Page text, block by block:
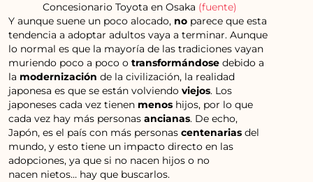
Concesionario Toyota en Osaka (fuente)
Y aunque suene un poco alocado, no parece que esta
tendencia a adoptar adultos vaya a terminar. Aunque
lo normal es que la mayoría de las tradiciones vayan
muriendo poco a poco otransformándose debido a
la modernizaciónde la civilización, la realidad
japonesa es que se están volviendoviejos. Los
japoneses cada vez tienen menos hijos, por lo que
cada vez hay más personasancianas. De echo,
Japón, es el país con más personascentenariasdel
mundo, y esto tiene un impacto directo en las
adopciones, ya que si no nacen hijos o no
nacen nietos… hay que buscarlos.